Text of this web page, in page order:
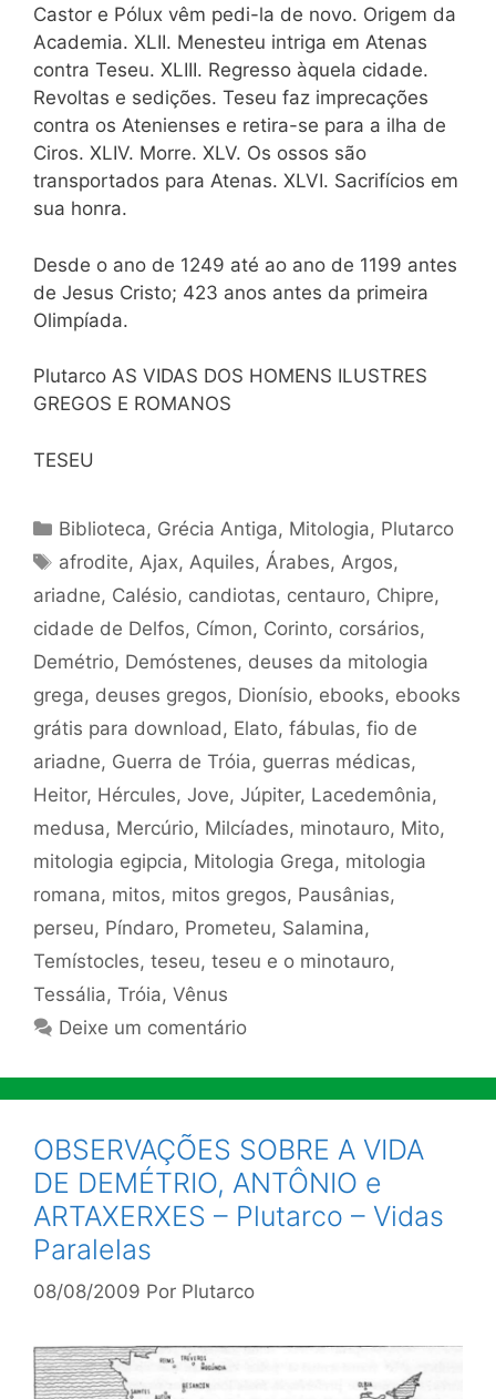
Castor e Pólux vêm pedi-la de novo. Origem da
Academia. XLII. Menesteu intriga em Atenas
contra Teseu. XLIII. Regresso àquela cidade.
Revoltas e sedições. Teseu faz imprecações
contra os Atenienses e retira-se para a ilha de
Ciros. XLIV. Morre. XLV. Os ossos são
transportados para Atenas. XLVI. Sacrifícios em
sua honra.
Desde o ano de 1249 até ao ano de 1199 antes
de Jesus Cristo; 423 anos antes da primeira
Olimpíada.
Plutarco AS VIDAS DOS HOMENS ILUSTRES
GREGOS E ROMANOS
TESEU
Categorias
Biblioteca, Grécia Antiga, Mitologia, Plutarco
Tags
afrodite, Ajax, Aquiles, Árabes, Argos,
ariadne, Calésio, candiotas, centauro, Chipre,
cidade de Delfos, Címon, Corinto, corsários,
Demétrio, Demóstenes, deuses da mitologia
grega, deuses gregos, Dionísio, ebooks, ebooks
grátis para download , Elato, fábulas, fio de
ariadne, Guerra de Tróia, guerras médicas,
Heitor, Hércules, Jove, Júpiter, Lacedemônia,
medusa, Mercúrio, Milcíades, minotauro, Mito,
mitologia egipcia, Mitologia Grega, mitologia
romana, mitos, mitos gregos, Pausânias,
perseu, Píndaro, Prometeu, Salamina,
Temístocles, teseu, teseu e o minotauro,
Tessália, Tróia, Vênus
Deixe um comentário
OBSERVAÇÕES SOBRE A VIDA
DE DEMÉTRIO, ANTÔNIO e
ARTAXERXES – Plutarco – Vidas
Paralelas
08/08/2009 Por Plutarco